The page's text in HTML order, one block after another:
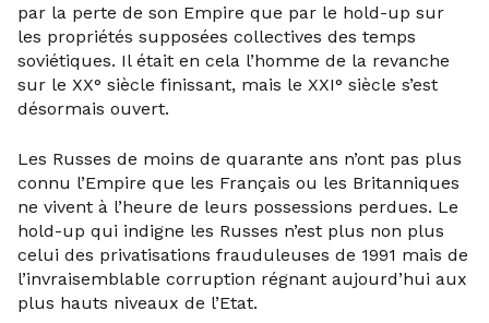
par la perte de son Empire que par le hold-up sur
les propriétés supposées collectives des temps
soviétiques. Il était en cela l’homme de la revanche
sur le XX° siècle finissant, mais le XXI° siècle s’est
désormais ouvert.
Les Russes de moins de quarante ans n’ont pas plus
connu l’Empire que les Français ou les Britanniques
ne vivent à l’heure de leurs possessions perdues. Le
hold-up qui indigne les Russes n’est plus non plus
celui des privatisations frauduleuses de 1991 mais de
l’invraisemblable corruption régnant aujourd’hui aux
plus hauts niveaux de l’Etat.